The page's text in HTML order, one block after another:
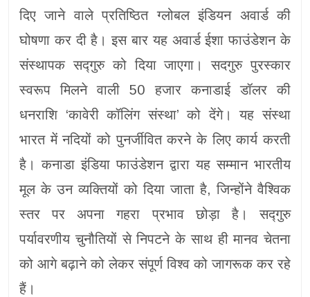
दिए जाने वाले प्रतिष्ठित ग्लोबल इंडियन अवार्ड की
घोषणा कर दी है। इस बार यह अवार्ड ईशा फाउंडेशन के
संस्थापक सद्गुरु को दिया जाएगा। सदगुरु पुरस्कार
स्वरूप मिलने वाली 50 हजार कनाडाई डॉलर की
धनराशि ‘कावेरी कॉलिंग संस्‍था’ को देंगे। यह संस्था
भारत में नदियों को पुनर्जीवित करने के लिए कार्य करती
है। कनाडा इंडिया फाउंडेशन द्वारा यह सम्‍मान भारतीय
मूल के उन व्यक्तियों को दिया जाता है, जिन्होंने वैश्विक
स्तर पर अपना गहरा प्रभाव छोड़ा है। सद्गुरु
पर्यावरणीय चुनौतियों से निपटने के साथ ही मानव चेतना
को आगे बढ़ाने को लेकर संपूर्ण विश्‍व को जागरूक कर रहे
हैं।